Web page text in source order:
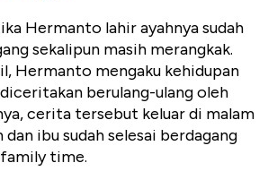
Hermanto lahir ayahnya sudah
sekalipun masih merangkak.
Hermanto mengaku kehidupan
berulang-ulang oleh
cerita tersebut keluar di malam
ibu sudah selesai berdagang
time.